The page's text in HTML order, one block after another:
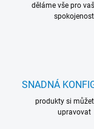
děláme vše pro
spokojenost
SNADNÁ
produkty si
upravovat